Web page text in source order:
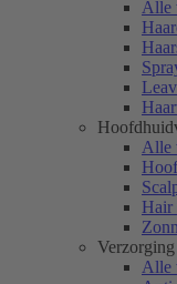
Alle
Alle
Hair
Alle